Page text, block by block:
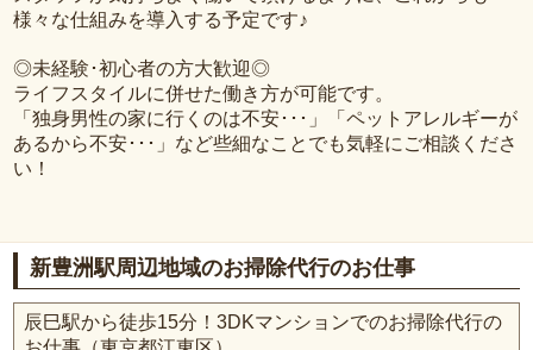
様々な仕組みを導入する予定です♪
◎未経験･初心者の方大歓迎◎
ライフスタイルに併せた働き方が可能です。
「独身男性の家に行くのは不安･･･」「ペットアレルギーが
あるから不安･･･」など些細なことでも気軽にご相談くださ
い！
新豊洲駅周辺地域のお掃除代行のお仕事
辰巳駅から徒歩15分！3DKマンションでのお掃除代行の